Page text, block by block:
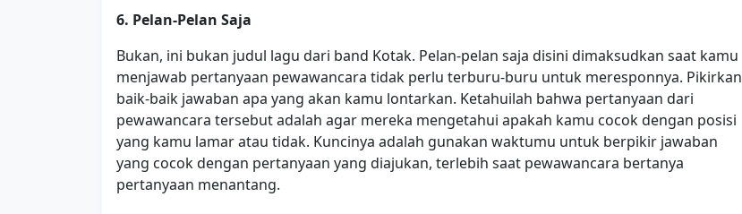
6. Pelan-Pelan Saja
Bukan, ini bukan judul lagu dari band Kotak. Pelan-pelan saja disini dimaksudkan saat kamu
menjawab pertanyaan pewawancara tidak perlu terburu-buru untuk meresponnya. Pikirkan
baik-baik jawaban apa yang akan kamu lontarkan. Ketahuilah bahwa pertanyaan dari
pewawancara tersebut adalah agar mereka mengetahui apakah kamu cocok dengan posisi
yang kamu lamar atau tidak. Kuncinya adalah gunakan waktumu untuk berpikir jawaban
yang cocok dengan pertanyaan yang diajukan, terlebih saat pewawancara bertanya
pertanyaan menantang.